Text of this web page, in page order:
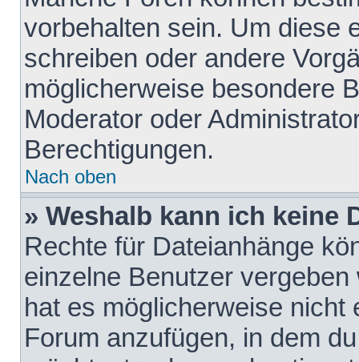
vorbehalten sein. Um diese
schreiben oder andere
möglicherweise besondere
Moderator oder
Berechtigungen.
Nach oben
» Weshalb kann ich keine
Rechte für Dateianhänge
einzelne Benutzer
hat es möglicherweise nicht
Forum anzufügen, in dem